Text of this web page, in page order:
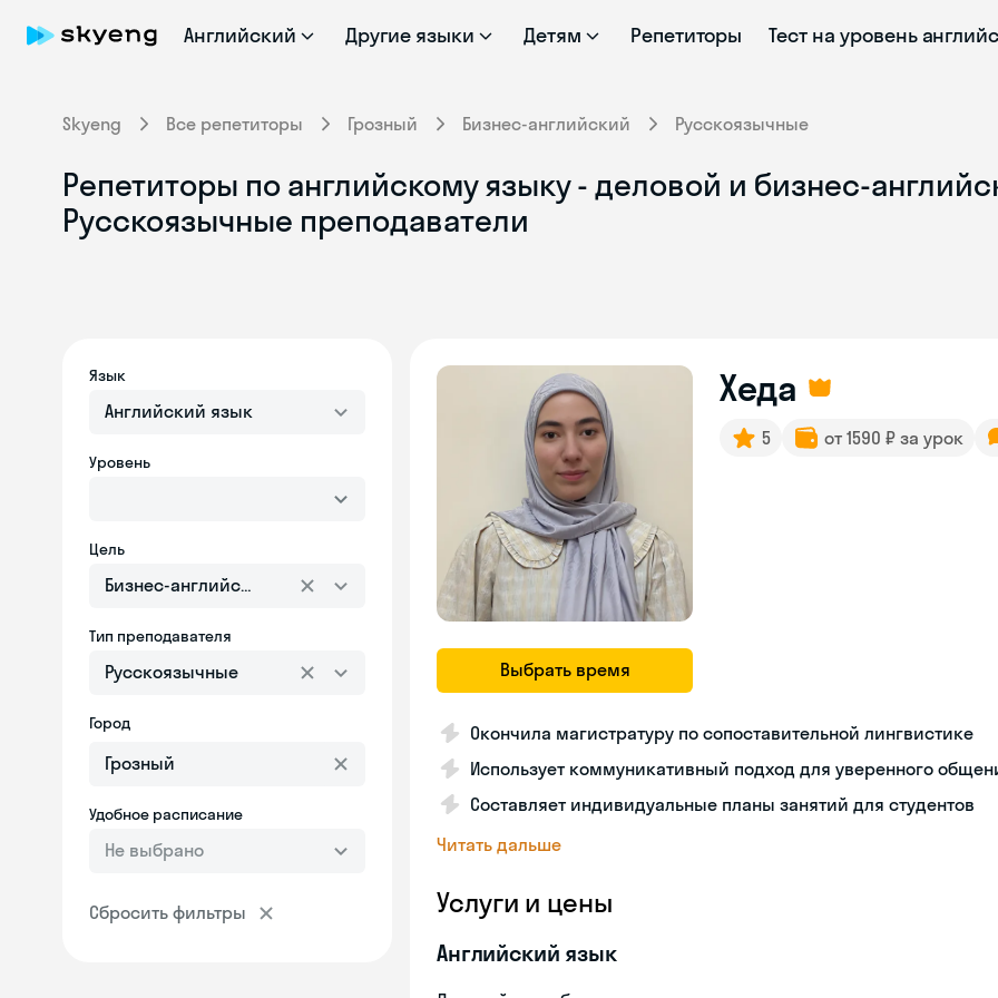
Английский Другие языки Детям Репетиторы Тест на уровень
Skyeng Все репетиторы Грозный Бизнес-английский Русскоязычные
Репетиторы по английскому языку - деловой и бизнес-
Русскоязычные преподаватели
Язык
Английский язык
Уровень
Цель
Бизнес-английский
Тип преподавателя
Русскоязычные
Город
Удобное расписание
Не выбрано
Сбросить фильтры
Выбрать время
Хеда
5 от 1590 ₽ за урок
Окончила магистратуру по сопоставительной лингвистике
Использует коммуникативный подход для уверенного
Составляет индивидуальные планы занятий для студентов
Читать дальше
Услуги и цены
Английский язык